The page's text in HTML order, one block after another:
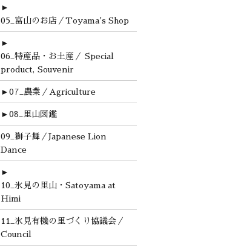
►
05_富山のお店／Toyama's Shop
►
06_特産品・お土産／ Special
product, Souvenir
► 07_農業／Agriculture
► 08_里山図鑑
09_獅子舞／Japanese Lion
Dance
►
10_氷見の里山・Satoyama at
Himi
11_氷見有機の里づくり協議会／
Council